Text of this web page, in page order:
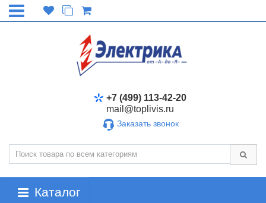
+7 (499) 113-42-20
mail@toplivis.ru
Заказать звонок
Каталог